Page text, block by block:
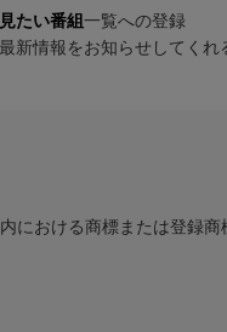
見たい番組 一覧への登録
新情報をお知らせしてくれ
における商標または登録商